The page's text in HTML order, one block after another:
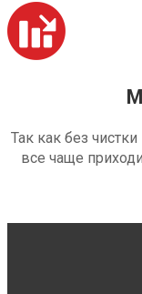
Так как без
все чаще